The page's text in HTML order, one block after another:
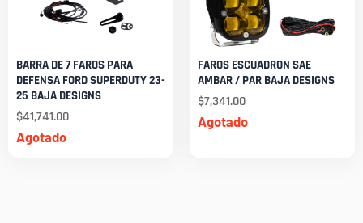
Agotado
BARRA DE 7 FAROS PARA
DEFENSA FORD SUPERDUTY 23-
25 BAJA DESIGNS
$41,741.00 Agotado
FAROS ESCUADRON SAE
AMBAR / PAR BAJA DESIGNS
$7,341.00